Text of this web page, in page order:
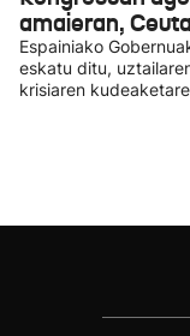
amaieran,
Espainiako
eskatu ditu,
krisiaren